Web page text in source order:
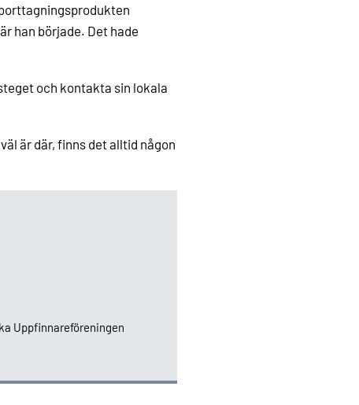
han började. Det hade
och kontakta sin lokala
är där, finns det alltid någon
Uppfinnareföreningen